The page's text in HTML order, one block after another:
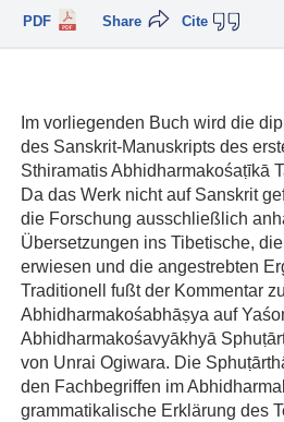
PDF Cite
Share
Im vorliegenden Buch wird die
des Sanskrit-Manuskripts des
Sthiramatis Abhidharmakośaṭīkā
Da das Werk nicht auf Sanskrit
die Forschung ausschließlich
Übersetzungen ins Tibetische,
erwiesen und die angestrebten
Traditionell fußt der Kommentar
Abhidharmakośabhāṣya auf
Abhidharmakośavyākhyā
von Unrai Ogiwara. Die
den Fachbegriffen im
grammatikalische Erklärung des